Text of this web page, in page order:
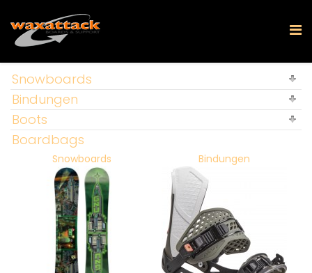
Snowboards
Bindungen
Boots
Boardbags
Snowboards Bindungen